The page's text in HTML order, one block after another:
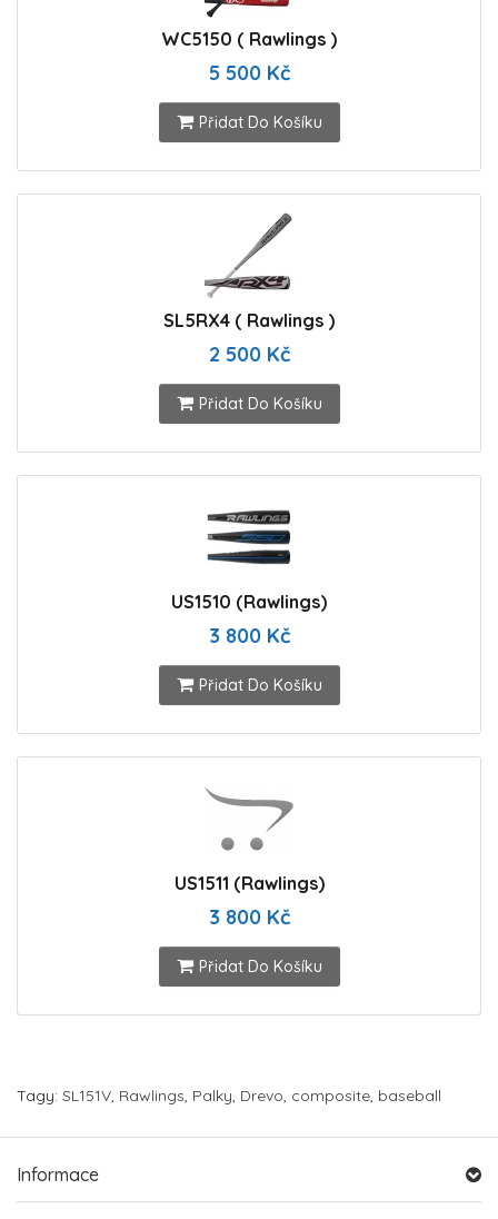
WC5150 ( Rawlings )
5 500 Kč
Přidat Do Košíku
SL5RX4 ( Rawlings )
2 500 Kč
Přidat Do Košíku
US1510 (Rawlings)
3 800 Kč
Přidat Do Košíku
US1511 (Rawlings)
3 800 Kč
Přidat Do Košíku
Tagy: SL151V, Rawlings, Palky, Drevo, composite, baseball
Informace